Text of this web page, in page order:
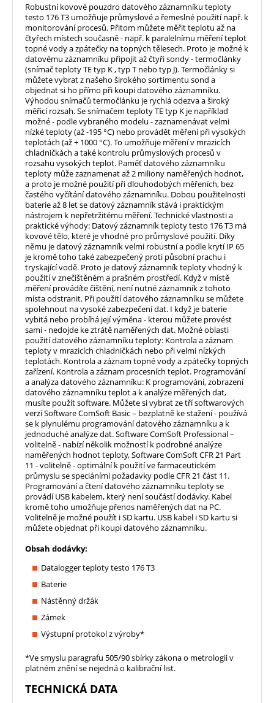
Robustní kovové pouzdro datového záznamníku teploty
testo 176 T3 umožňuje průmyslové a řemeslné použití např. k
monitorování procesů. Přitom můžete měřit teplotu až na
čtyřech místech současně - např. k paralelnímu měření teplot
topné vody a zpátečky na topných tělesech. Proto je možné k
datovému záznamníku připojit až čtyři sondy - termočlánky
(snímač teploty TE typ K , typ T nebo typ J). Termočlánky si
můžete vybrat z našeho širokého sortimentu sond a
objednat si ho přímo při koupi datového záznamníku.
Výhodou snímačů termočlánku je rychlá odezva a široký
měřicí rozsah. Se snímačem teploty TE typ K je například
možné - podle vybraného modelu - zaznamenávat velmi
nízké teploty (až -195 °C) nebo provádět měření při vysokých
teplotách (až + 1000 °C). To umožňuje měření v mrazicích
chladničkách a také kontrolu průmyslových procesů v
rozsahu vysokých teplot. Paměť datového záznamníku
teploty může zaznamenat až 2 miliony naměřených hodnot,
a proto je možné použití při dlouhodobých měřeních, bez
častého vyčítání datového záznamníku. Dobou použitelnosti
baterie až 8 let se datový záznamník stává i praktickým
nástrojem k nepřetržitému měření. Technické vlastnosti a
praktické výhody: Datový záznamník teploty testo 176 T3 má
kovové tělo, které je vhodné pro průmyslové použití. Díky
němu je datový záznamník velmi robustní a podle krytí IP 65
je kromě toho také zabezpečený proti působní prachu i
tryskající vodě. Proto je datový záznamník teploty vhodný k
použití v znečištěném a prašném prostředí. Když v místě
měření provádíte čištění, není nutné záznamník z tohoto
místa odstranit. Při použití datového záznamníku se můžete
spolehnout na vysoké zabezpečení dat. I když je baterie
vybitá nebo probíhá její výměna - kterou můžete provést
sami - nedojde ke ztrátě naměřených dat. Možné oblasti
použití datového záznamníku teploty: Kontrola a záznam
teploty v mrazicích chladničkách nebo při velmi nízkých
teplotách. Kontrola a záznam topné vody a zpátečky topných
zařízení. Kontrola a záznam procesních teplot. Programování
a analýza datového záznamníku: K programování, zobrazení
datového záznamníku teplot a k analýze měřených dat,
musíte použít software. Můžete si vybrat ze tří softwarových
verzí Software ComSoft Basic – bezplatně ke stažení - používá
se k plynulému programování datového záznamníku a k
jednoduché analýze dat. Software ComSoft Professional –
volitelně - nabízí několik možností k podrobné analýze
naměřených hodnot teploty, Software ComSoft CFR 21 Part
11 - volitelně - optimální k použití ve farmaceutickém
průmyslu se speciáními požadavky podle CFR 21 část 11.
Programování a čtení datového záznamníku teploty se
provádí USB kabelem, který není součástí dodávky. Kabel
kromě toho umožňuje přenos naměřených dat na PC.
Volitelně je možné použít i SD kartu. USB kabel i SD kartu si
můžete objednat při koupi datového záznamníku.
Obsah dodávky:
Datalogger teploty testo 176 T3
Baterie
Nástěnný držák
Zámek
Výstupní protokol z výroby*
*Ve smyslu paragrafu 505/90 sbírky zákona o metrologii v
platném znění se nejedná o kalibrační list.
TECHNICKÁ DATA